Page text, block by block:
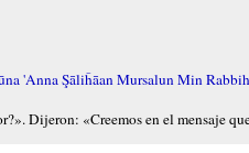
'Anna Şāliĥāan Mursalun Min
Dijeron: «Creemos en el mensaje